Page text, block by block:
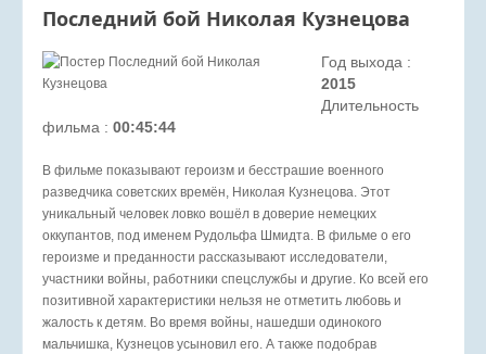
Последний бой Николая Кузнецова
Год выхода :
2015
Длительность
фильма : 00:45:44
В фильме показывают героизм и бесстрашие военного
разведчика советских времён, Николая Кузнецова. Этот
уникальный человек ловко вошёл в доверие немецких
оккупантов, под именем Рудольфа Шмидта. В фильме о его
героизме и преданности рассказывают исследователи,
участники войны, работники спецслужбы и другие. Ко всей его
позитивной характеристики нельзя не отметить любовь и
жалость к детям. Во время войны, нашедши одинокого
мальчишка, Кузнецов усыновил его. А также подобрав